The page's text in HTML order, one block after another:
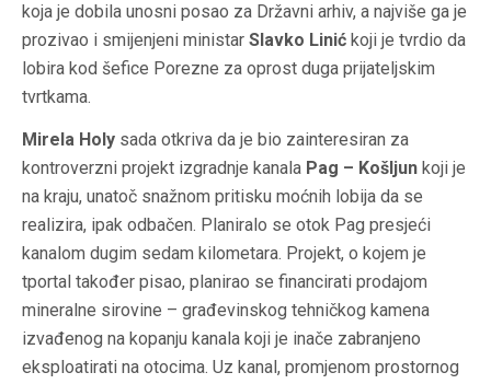
koja je dobila unosni posao za Državni arhiv, a najviše ga je
prozivao i smijenjeni ministar Slavko Linić koji je tvrdio da
lobira kod šefice Porezne za oprost duga prijateljskim
tvrtkama.
Mirela Holy sada otkriva da je bio zainteresiran za
kontroverzni projekt izgradnje kanala Pag – Košljun koji je
na kraju, unatoč snažnom pritisku moćnih lobija da se
realizira, ipak odbačen. Planiralo se otok Pag presjeći
kanalom dugim sedam kilometara. Projekt, o kojem je
tportal također pisao, planirao se financirati prodajom
mineralne sirovine – građevinskog tehničkog kamena
izvađenog na kopanju kanala koji je inače zabranjeno
eksploatirati na otocima. Uz kanal, promjenom prostornog